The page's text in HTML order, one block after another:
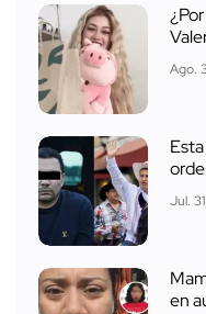
Ago.
Jul.
en